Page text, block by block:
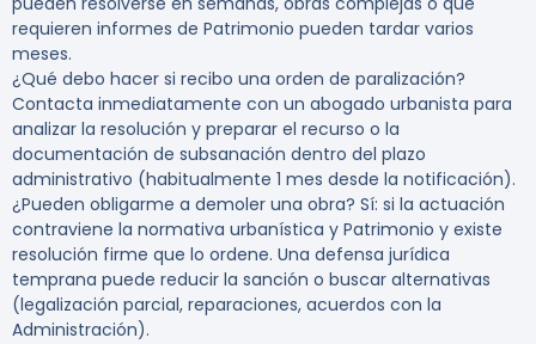
requieren informes de Patrimonio pueden tardar varios
meses.
¿Qué debo hacer si recibo una orden de paralización?
Contacta inmediatamente con un abogado urbanista para
analizar la resolución y preparar el recurso o la
documentación de subsanación dentro del plazo
administrativo (habitualmente 1 mes desde la notificación).
¿Pueden obligarme a demoler una obra? Sí: si la actuación
contraviene la normativa urbanística y Patrimonio y existe
resolución firme que lo ordene. Una defensa jurídica
temprana puede reducir la sanción o buscar alternativas
(legalización parcial, reparaciones, acuerdos con la
Administración).